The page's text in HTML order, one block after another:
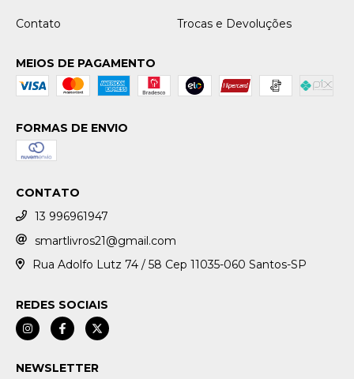
Contato Trocas e Devoluções
MEIOS DE PAGAMENTO
FORMAS DE ENVIO
CONTATO
13 996961947
smartlivros21@gmail.com
Rua Adolfo Lutz 74 / 58 Cep 11035-060 Santos-SP
REDES SOCIAIS
NEWSLETTER